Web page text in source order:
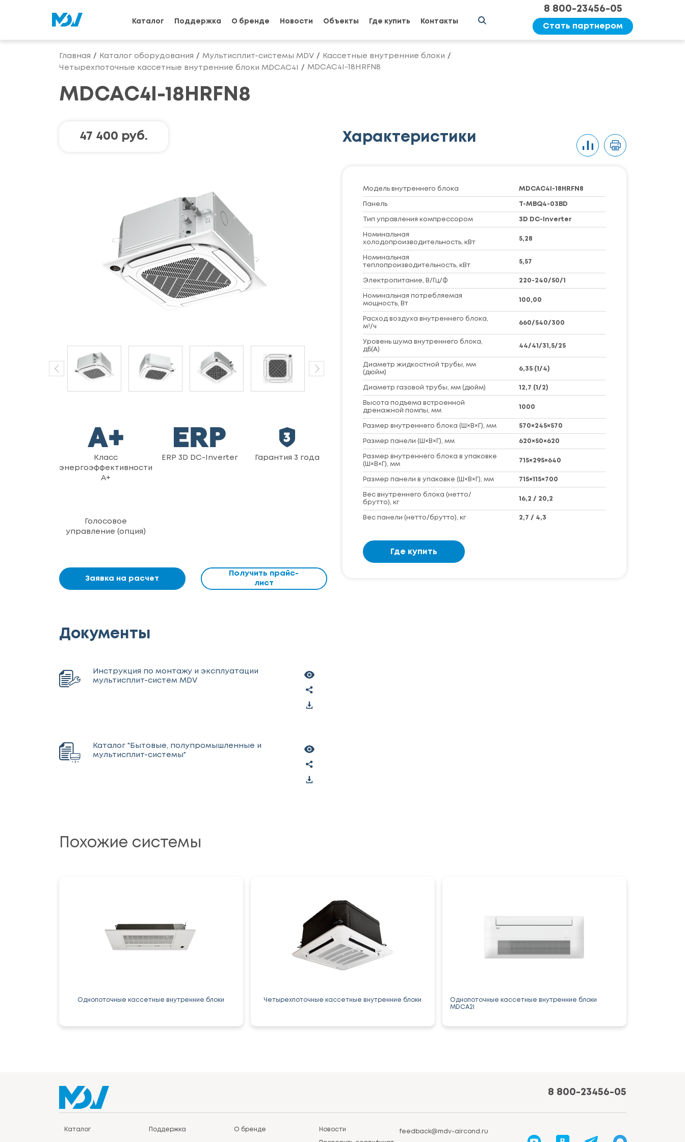
Каталог Поддержка О бренде Новости Объекты Где купить Контакты
8 800-23456-05
Стать партнером
Главная Каталог оборудования Мультисплит-системы MDV
Кассетные внутренние блоки
Четырехпоточные кассетные внутренние блоки MDCAC4I
MDCAC4I-18HRFN8
MDCAC4I-18HRFN8
47 400 руб.
Класс
энергоэффективности
A+
ERP 3D DC-Inverter Гарантия 3 года
Голосовое
управление (опция)
Заявка на расчет
Получить прайс-
лист
Характеристики
Модель внутреннего блока MDCAC4I-18HRFN8
Панель T-MBQ4-03BD
Тип управления компрессором 3D DC-Inverter
Номинальная
холодопроизводительность, кВт
5,28
Номинальная
теплопроизводительность, кВт
5,57
Электропитание, В/Гц/Ф 220-240/50/1
Номинальная потребляемая
мощность, Вт
100,00
Расход воздуха внутреннего блока,
м³/ч
660/540/300
Уровень шума внутреннего блока,
дБ(А)
44/41/31,5/25
Диаметр жидкостной трубы, мм
(дюйм)
6,35 (1/4)
Диаметр газовой трубы, мм (дюйм) 12,7 (1/2)
Высота подъема встроенной
дренажной помпы, мм
1000
Размер внутреннего блока (Ш×В×Г), мм 570×245×570
Размер панели (Ш×В×Г), мм 620×50×620
Размер внутреннего блока в упаковке
(Ш×В×Г), мм
715×295×640
Размер панели в упаковке (Ш×В×Г), мм 715×115×700
Вес внутреннего блока (нетто/
брутто), кг
16,2 / 20,2
Вес панели (нетто/брутто), кг 2,7 / 4,3
Где купить
Документы
Инструкция по монтажу и эксплуатации
мультисплит-систем MDV
Каталог "Бытовые, полупромышленные и
мультисплит-системы"
Похожие системы
Однопоточные кассетные внутренние блоки Четырехпоточные кассетные внутренние блоки
Однопоточные кассетные внутренние блоки
MDCA2I
8 800-23456-05
Каталог Поддержка О бренде Новости feedback@mdv-aircond.ru